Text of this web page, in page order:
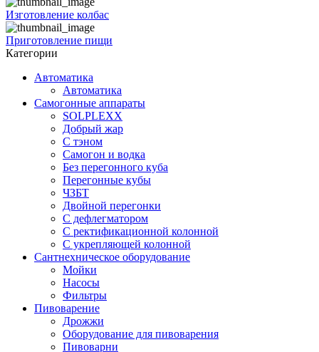
Изготовление колбас
Приготовление пищи
Категории
Автоматика
Автоматика
Самогонные аппараты
SOLPLEXX
Добрый жар
С тэном
Самогон и водка
Без перегонного куба
Перегонные кубы
ЧЗБТ
Двойной перегонки
С дефлегматором
С ректификационной колонной
С укрепляющей колонной
Сантнехническое оборудование
Мойки
Насосы
Фильтры
Пивоварение
Дрожжи
Оборудование для пивоварения
Пивоварни